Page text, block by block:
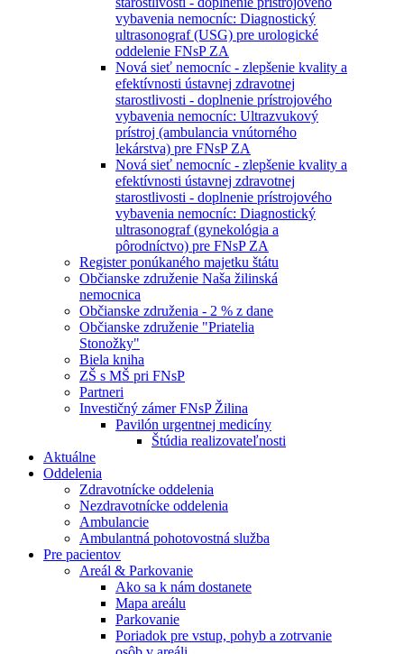
vybavenia nemocníc: Diagnostický
ultrasonograf (USG) pre urologické
oddelenie FNsP ZA
Nová sieť nemocníc - zlepšenie kvality a
efektívnosti ústavnej zdravotnej
starostlivosti - doplnenie prístrojového
vybavenia nemocníc: Ultrazvukový
prístroj (ambulancia vnútorného
lekárstva) pre FNsP ZA
Nová sieť nemocníc - zlepšenie kvality a
efektívnosti ústavnej zdravotnej
starostlivosti - doplnenie prístrojového
vybavenia nemocníc: Diagnostický
ultrasonograf (gynekológia a
pôrodníctvo) pre FNsP ZA
Register ponúkaného majetku štátu
Občianske združenie Naša žilinská
nemocnica
Občianske združenia - 2 % z dane
Občianske združenie "Priatelia
Stonožky"
Biela kniha
ZŠ s MŠ pri FNsP
Partneri
Investičný zámer FNsP Žilina
Pavilón urgentnej medicíny
Štúdia realizovateľnosti
Aktuálne
Oddelenia
Zdravotnícke oddelenia
Nezdravotnícke oddelenia
Ambulancie
Ambulantná pohotovostná služba
Pre pacientov
Areál & Parkovanie
Ako sa k nám dostanete
Mapa areálu
Parkovanie
Poriadok pre vstup, pohyb a zotrvanie